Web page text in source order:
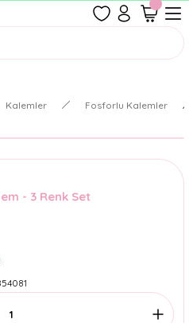
Gün Kargoda!
Kalemler Fosforlu Kalemler
- 3 Renk Set